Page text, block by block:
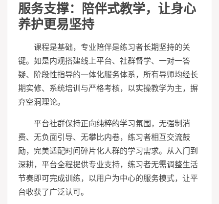
服务支撑：陪伴式教学，让身心
养护更易坚持
课程是基础，专业陪伴是练习者长期坚持的关
键。如是内观搭建线上平台、社群督学、一对一答
疑、阶段性指导的一体化服务体系，所有导师均经长
期实修、系统培训与严格考核，以实操教学为主，摒
弃空洞理论。
平台社群保持正向纯粹的学习氛围，无强制消
费、无负面引导、无攀比内卷，练习者相互交流鼓
励，完美适配时间碎片化人群的学习需求。从入门到
深耕，平台全程提供专业支持，练习者无需调整生活
节奏即可完成训练，以用户为中心的服务模式，让平
台收获了广泛认可。